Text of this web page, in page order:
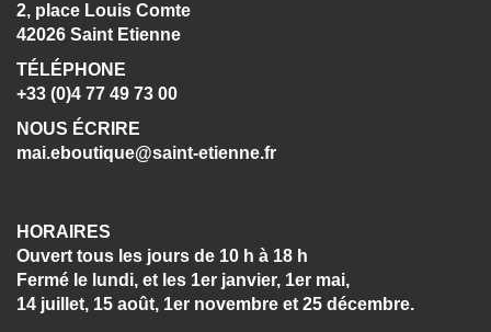
2, place Louis Comte
42026 Saint Etienne
TÉLÉPHONE
+33 (0)4 77 49 73 00
NOUS ÉCRIRE
mai.eboutique@saint-etienne.fr
HORAIRES
Ouvert tous les jours de 10 h à 18 h
Fermé le lundi, et les 1er janvier, 1er mai,
14 juillet, 15 août, 1er novembre et 25 décembre.